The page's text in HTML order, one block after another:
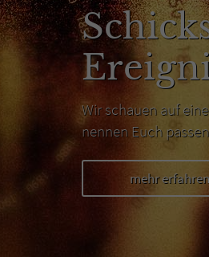
Wir schauen auf
nennen Euch
mehr erfahren